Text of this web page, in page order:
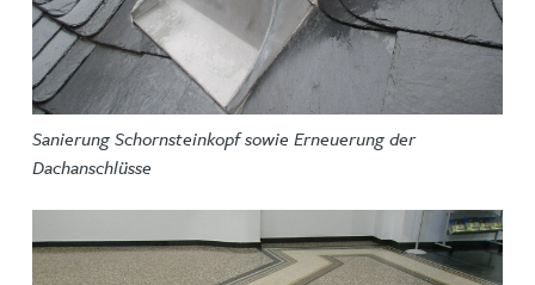
Sanierung Schornsteinkopf sowie Erneuerung der
Dachanschlüsse